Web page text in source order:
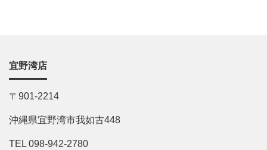
宜野湾店
〒901-2214
沖縄県宜野湾市我如古448
TEL 098-942-2780